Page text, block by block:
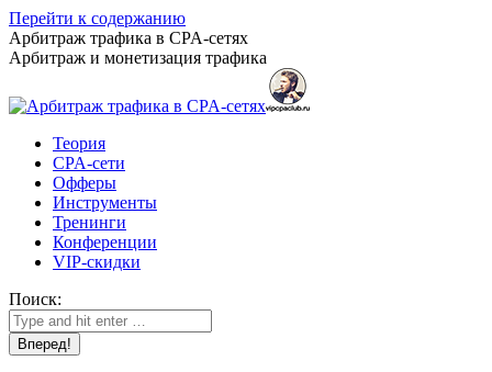
Перейти к содержанию
Арбитраж трафика в CPA-сетях
Арбитраж и монетизация трафика
Теория
CPA-сети
Офферы
Инструменты
Тренинги
Конференции
VIP-скидки
Поиск: